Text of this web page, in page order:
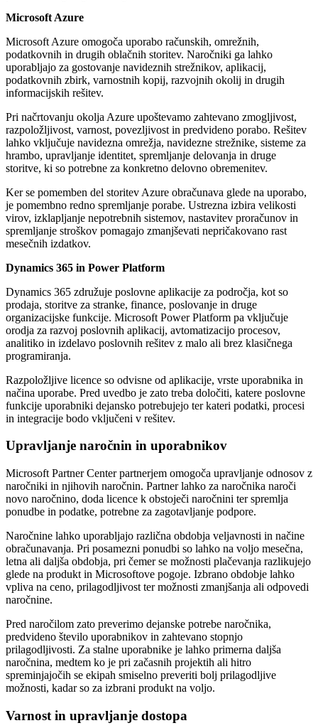
Microsoft Azure
Microsoft Azure omogoča uporabo računskih, omrežnih,
podatkovnih in drugih oblačnih storitev. Naročniki ga lahko
uporabljajo za gostovanje navideznih strežnikov, aplikacij,
podatkovnih zbirk, varnostnih kopij, razvojnih okolij in drugih
informacijskih rešitev.
Pri načrtovanju okolja Azure upoštevamo zahtevano zmogljivost,
razpoložljivost, varnost, povezljivost in predvideno porabo. Rešitev
lahko vključuje navidezna omrežja, navidezne strežnike, sisteme za
hrambo, upravljanje identitet, spremljanje delovanja in druge
storitve, ki so potrebne za konkretno delovno obremenitev.
Ker se pomemben del storitev Azure obračunava glede na uporabo,
je pomembno redno spremljanje porabe. Ustrezna izbira velikosti
virov, izklapljanje nepotrebnih sistemov, nastavitev proračunov in
spremljanje stroškov pomagajo zmanjševati nepričakovano rast
mesečnih izdatkov.
Dynamics 365 in Power Platform
Dynamics 365 združuje poslovne aplikacije za področja, kot so
prodaja, storitve za stranke, finance, poslovanje in druge
organizacijske funkcije. Microsoft Power Platform pa vključuje
orodja za razvoj poslovnih aplikacij, avtomatizacijo procesov,
analitiko in izdelavo poslovnih rešitev z malo ali brez klasičnega
programiranja.
Razpoložljive licence so odvisne od aplikacije, vrste uporabnika in
načina uporabe. Pred uvedbo je zato treba določiti, katere poslovne
funkcije uporabniki dejansko potrebujejo ter kateri podatki, procesi
in integracije bodo vključeni v rešitev.
Upravljanje naročnin in uporabnikov
Microsoft Partner Center partnerjem omogoča upravljanje odnosov z
naročniki in njihovih naročnin. Partner lahko za naročnika naroči
novo naročnino, doda licence k obstoječi naročnini ter spremlja
ponudbe in podatke, potrebne za zagotavljanje podpore.
Naročnine lahko uporabljajo različna obdobja veljavnosti in načine
obračunavanja. Pri posamezni ponudbi so lahko na voljo mesečna,
letna ali daljša obdobja, pri čemer se možnosti plačevanja razlikujejo
glede na produkt in Microsoftove pogoje. Izbrano obdobje lahko
vpliva na ceno, prilagodljivost ter možnosti zmanjšanja ali odpovedi
naročnine.
Pred naročilom zato preverimo dejanske potrebe naročnika,
predvideno število uporabnikov in zahtevano stopnjo
prilagodljivosti. Za stalne uporabnike je lahko primerna daljša
naročnina, medtem ko je pri začasnih projektih ali hitro
spreminjajočih se ekipah smiselno preveriti bolj prilagodljive
možnosti, kadar so za izbrani produkt na voljo.
Varnost in upravljanje dostopa